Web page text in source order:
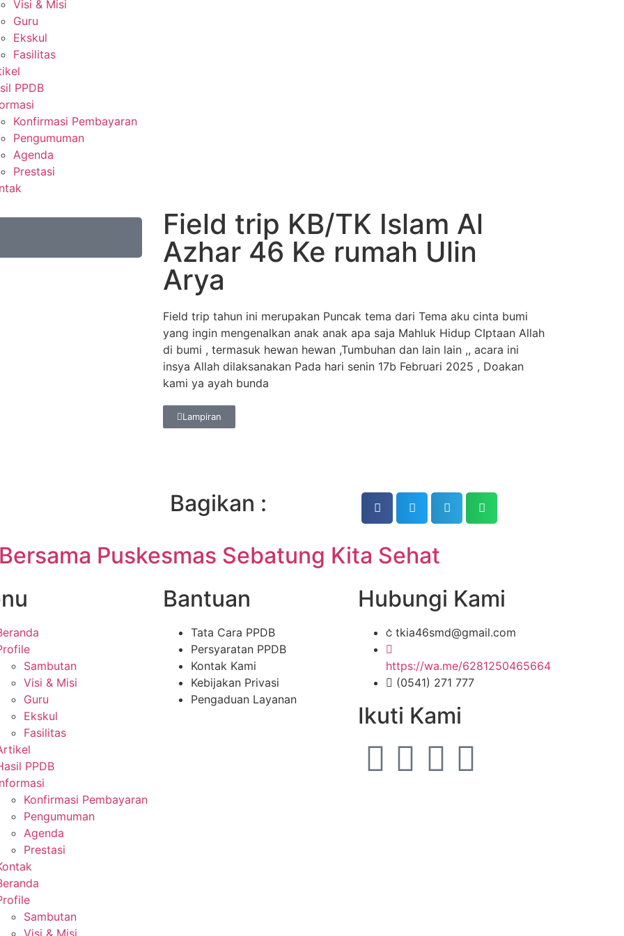
Visi & Misi
Guru
Ekskul
Fasilitas
PPDB
Konfirmasi Pembayaran
Pengumuman
Agenda
Prestasi
Field trip KB/TK Islam Al
Azhar 46 Ke rumah Ulin
Arya
Field trip tahun ini merupakan Puncak tema dari Tema aku cinta bumi
yang ingin mengenalkan anak anak apa saja Mahluk Hidup CIptaan Allah
di bumi , termasuk hewan hewan ,Tumbuhan dan lain lain ,, acara ini
insya Allah dilaksanakan Pada hari senin 17b Februari 2025 , Doakan
kami ya ayah bunda
Lampiran
Bagikan :
Puskesmas Sebatung Kita Sehat
Sambutan
Visi & Misi
Guru
Ekskul
Fasilitas
PPDB
Konfirmasi Pembayaran
Pengumuman
Agenda
Prestasi
Sambutan
Visi & Misi
Bantuan
Tata Cara PPDB
Persyaratan PPDB
Kontak Kami
Kebijakan Privasi
Pengaduan Layanan
Hubungi Kami
tkia46smd@gmail.com
https://wa.me/6281250465664
(0541) 271 777
Ikuti Kami